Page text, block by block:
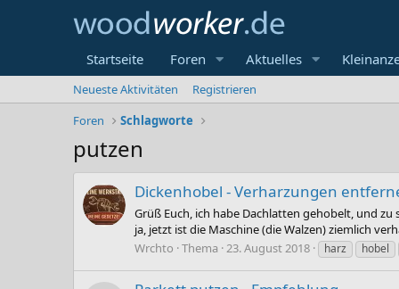
Startseite Foren Aktuelles
Neueste Aktivitäten
Registrieren
Foren
Schlagworte
putzen
Dickenhobel - Verharzungen
Grüß Euch, ich habe Dachlatten gehobelt, und
ja, jetzt ist die Maschine (die Walzen) ziemlich
Wrchto Thema 23. August 2018 harz hobel